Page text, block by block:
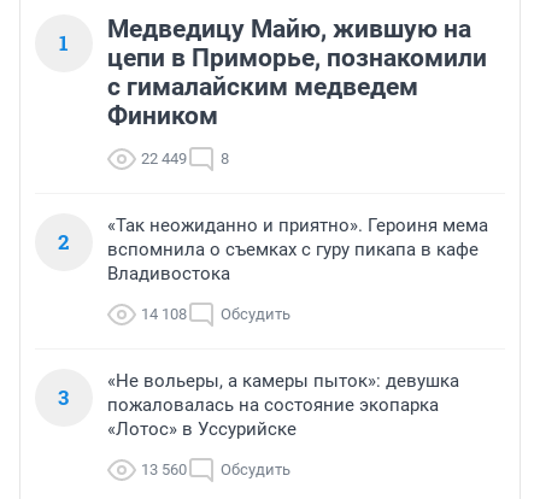
1
Медведицу Майю, жившую на
цепи в Приморье, познакомили
с гималайским медведем
Фиником
22 449 8
2
«Так неожиданно и приятно». Героиня мема
вспомнила о съемках с гуру пикапа в кафе
Владивостока
14 108 Обсудить
3
«Не вольеры, а камеры пыток»: девушка
пожаловалась на состояние экопарка
«Лотос» в Уссурийске
13 560 Обсудить